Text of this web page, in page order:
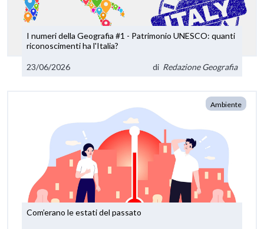
I numeri della Geografia #1 - Patrimonio UNESCO: quanti
riconoscimenti ha l'Italia?
23/06/2026 di Redazione Geografia
Ambiente
Com’erano le estati del passato